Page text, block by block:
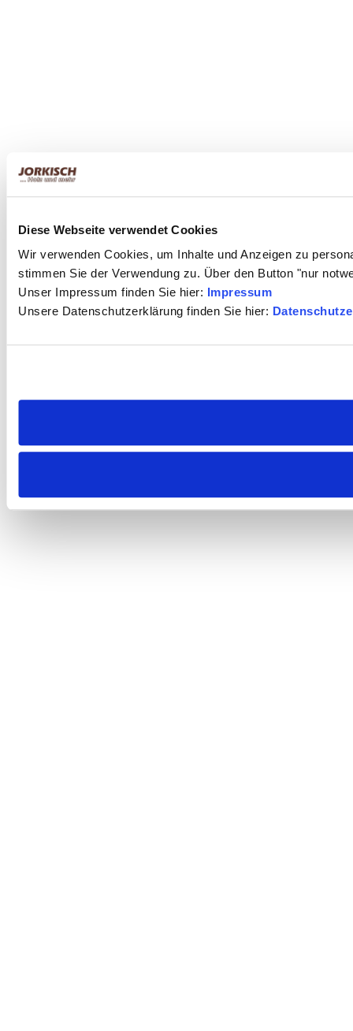
Diese Webseite verwendet Cookies
Wir verwenden Cookies, um Inhalte und Anzeigen zu
stimmen Sie der Verwendung zu. Über den Button "nur
Unser Impressum finden Sie hier: Impressum
Unsere Datenschutzerklärung finden Sie hier: